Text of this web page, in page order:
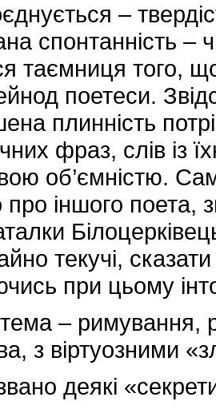
–
спонтанність –
таємниця того,
поетеси.
плинність
фраз, слів із
об’ємністю.
іншого поета,
текучі,
при цьому
– римування,
з віртуозними
деякі